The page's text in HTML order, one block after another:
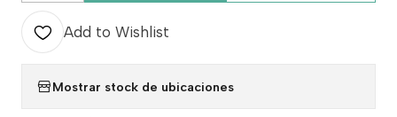
Add to Wishlist
Mostrar stock de ubicaciones